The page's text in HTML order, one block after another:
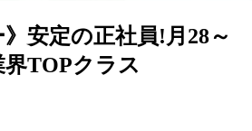
》安定の正社員!月28～
TOPクラス